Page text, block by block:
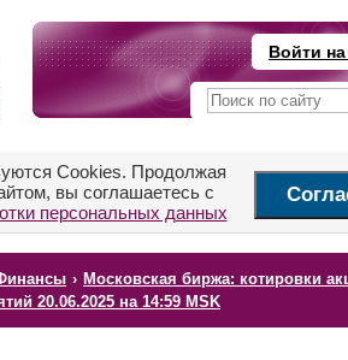
Войти
Cookies. Продолжая
вы соглашаетесь с
персональных данных
› Московская биржа: котировки
20.06.2025 на 14:59 MSK